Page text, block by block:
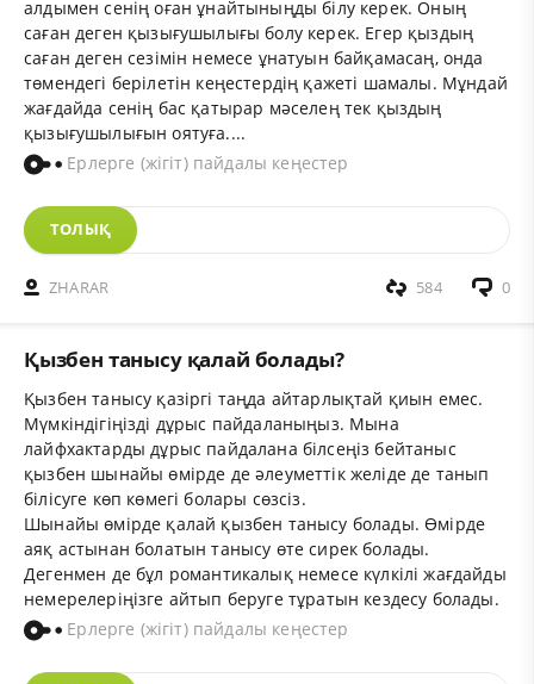
алдымен сенің оған ұнайтыныңды білу керек. Оның
саған деген қызығушылығы болу керек. Егер қыздың
саған деген сезімін немесе ұнатуын байқамасаң, онда
төмендегі берілетін кеңестердің қажеті шамалы. Мұндай
жағдайда сенің бас қатырар мәселең тек қыздың
қызығушылығын оятуға....
Ерлерге (жігіт) пайдалы кеңестер
ТОЛЫҚ
ZHARAR 0
584
Қызбен танысу қалай болады?
Қызбен танысу қазіргі таңда айтарлықтай қиын емес.
Мүмкіндігіңізді дұрыс пайдаланыңыз. Мына
лайфхактарды дұрыс пайдалана білсеңіз бейтаныс
қызбен шынайы өмірде де әлеуметтік желіде де танып
білісуге көп көмегі болары сөзсіз.
Шынайы өмірде қалай қызбен танысу болады. Өмірде
аяқ астынан болатын танысу өте сирек болады.
Дегенмен де бұл романтикалық немесе күлкілі жағдайды
немерелеріңізге айтып беруге тұратын кездесу болады.
Ерлерге (жігіт) пайдалы кеңестер